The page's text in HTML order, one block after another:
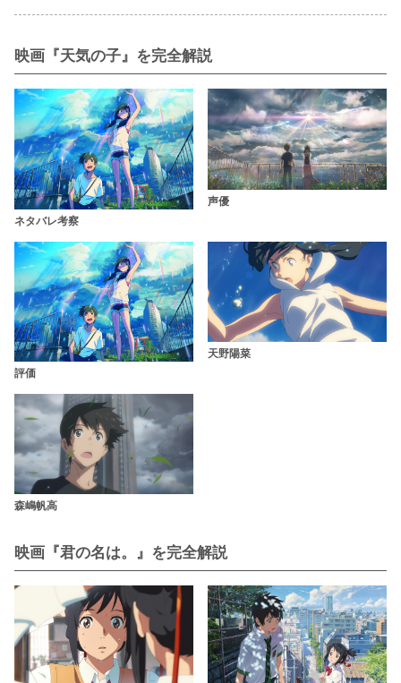
映画『天気の子』を完全解説
ネタバレ考察
声優
評価
天野陽菜
森嶋帆高
映画『君の名は。』を完全解説